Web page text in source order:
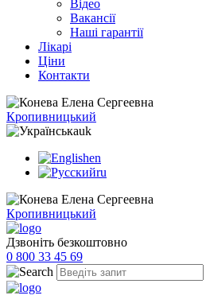
Відео
Вакансії
Наші гарантії
Лікарі
Ціни
Контакти
Кропивницький
uk
en
ru
Кропивницький
Дзвоніть безкоштовно
0 800 33 45 69